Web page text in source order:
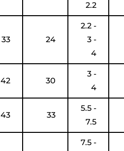
2.2
33 24
2.2 -
3 -
4
42 30
3 -
4
43 33
5.5 -
7.5
7.5 -